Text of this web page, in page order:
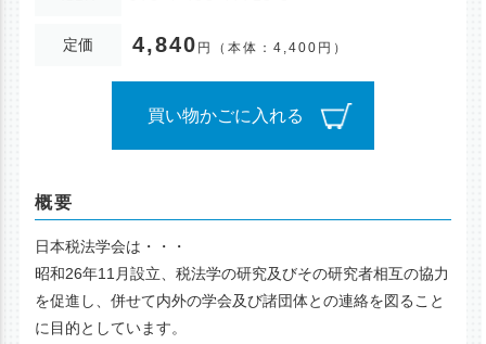
定価 4,840 円 （本体：4,400円）
買い物かごに入れる
概要
日本税法学会は・・・
昭和26年11月設立、税法学の研究及びその研究者相互の協力
を促進し、併せて内外の学会及び諸団体との連絡を図ること
に目的としています。